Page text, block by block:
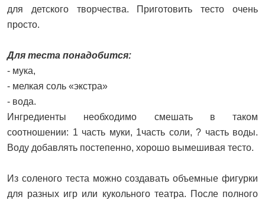
для детского творчества. Приготовить тесто очень
просто.
Для теста понадобится:
- мука,
- мелкая соль «экстра»
- вода.
Ингредиенты необходимо смешать в таком
соотношении: 1 часть муки, 1часть соли, ? часть воды.
Воду добавлять постепенно, хорошо вымешивая тесто.
Из соленого теста можно создавать объемные фигурки
для разных игр или кукольного театра. После полного